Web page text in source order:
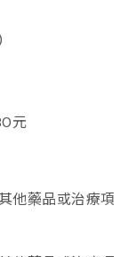
元
他藥品或治療項